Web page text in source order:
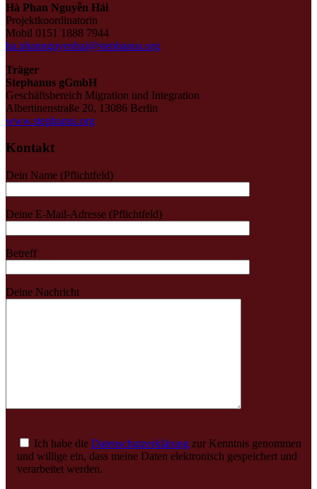
Hà Phan Nguyễn Hải
Projektkoordinatorin
Mobil 0151 1888 7944
ha.phannguyenhai@stephanus.org
Träger
Stephanus gGmbH
Geschäftsbereich Migration und Integration
Albertinenstraße 20, 13086 Berlin
www.stephanus.org
Kontakt
Dein Name (Pflichtfeld)
Deine E-Mail-Adresse (Pflichtfeld)
Betreff
Deine Nachricht
Ich habe die Datenschutzerklärung zur Kenntnis genommen
und willige ein, dass meine Daten elektronisch gespeichert und
verarbeitet werden.